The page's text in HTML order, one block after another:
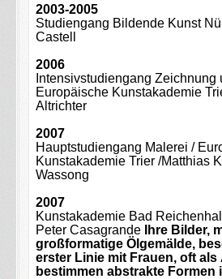
2003-2005
Studiengang Bildende Kunst
Castell
2006
Intensivstudiengang Zeichnung
Europäische Kunstakademie
Altrichter
2007
Hauptstudiengang Malerei /
Kunstakademie Trier /Matthias
Wassong
2007
Kunstakademie Bad
Peter Casagrande
Ihre Bilder,
großformatige Ölgemälde,
erster Linie mit Frauen, oft als
bestimmen abstrakte Formen